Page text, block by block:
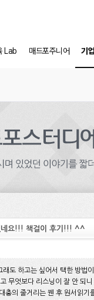
Lab 매드포주니어 기
네요!!! 책걸이 후기!!! ^^
도 하고는 싶어서 택한 방법
무엇보다 리스닝이 잘 안 되
충의 줄거리는 꿴 후 원서읽기